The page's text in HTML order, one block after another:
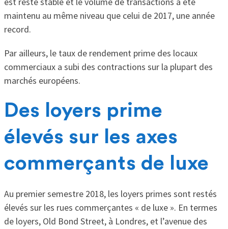
maintenu au même niveau que celui de 2017, une année
record.
Par ailleurs, le taux de rendement prime des locaux
commerciaux a subi des contractions sur la plupart des
marchés européens.
Des loyers prime
élevés sur les axes
commerçants de luxe
Au premier semestre 2018, les loyers primes sont restés
élevés sur les rues commerçantes « de luxe ». En termes
de loyers, Old Bond Street, à Londres, et l’avenue des